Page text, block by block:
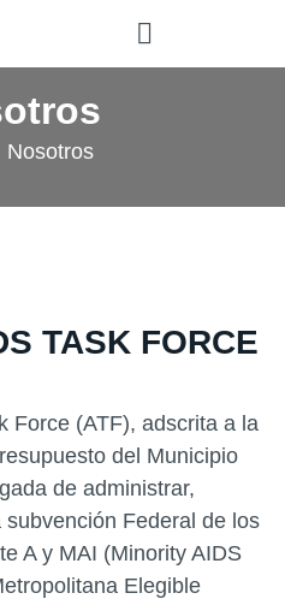
Nosotros
TASK FORCE
Force (ATF), adscrita a la
del Municipio
de administrar,
Federal de los
A y MAI (Minority AIDS
Elegible